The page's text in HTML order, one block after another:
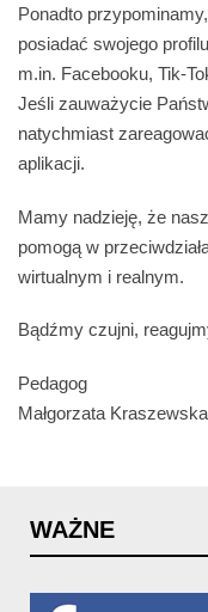
Ponadto
posiadać swojego
m.in. Facebooku, Tik-
Jeśli zauważycie
natychmiast
aplikacji.
Mamy nadzieję, że
pomogą w
wirtualnym i realnym.
Bądźmy czujni,
Pedagog
Małgorzata Kraszewska
WAŻNE